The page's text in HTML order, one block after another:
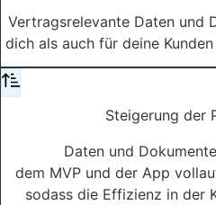
Vertragsrelevante Daten und
dich als auch für deine
Steigerung der
Daten und
dem MVP und der App
sodass die Effizienz in der